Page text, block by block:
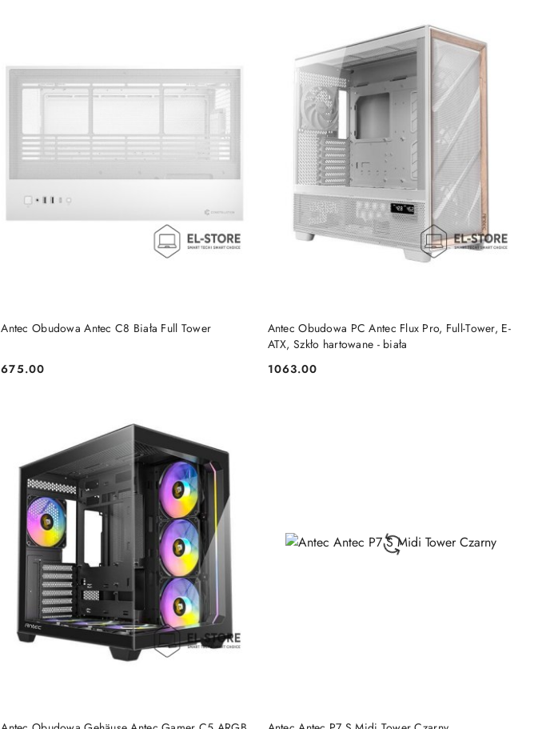
Antec Obudowa Antec C8 Biała Full Tower
Cena:
675.00
DO KOSZYKA
Antec Obudowa PC Antec Flux Pro, Full-Tower, E-
ATX, Szkło hartowane - biała
Cena:
1063.00
DO KOSZYKA
DO KOSZYKA DO KOSZYKA